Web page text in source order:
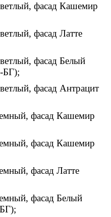
фасад Кашемир
фасад Латте
фасад Белый
БГ);
фасад Антрацит
фасад Кашемир
фасад Кашемир
фасад Латте
фасад Белый